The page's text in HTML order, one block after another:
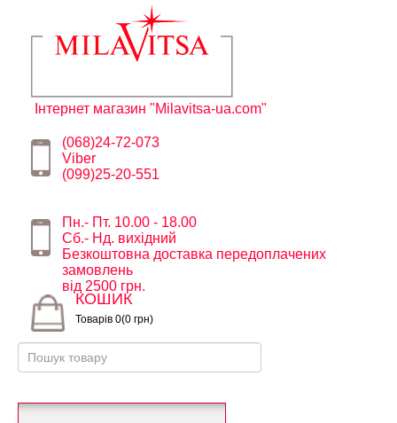
Інтернет магазин "Milavitsa-ua.com"
(068)24-72-073
Viber
(099)25-20-551
Пн.- Пт. 10.00 - 18.00
Сб.- Нд. вихідний
Безкоштовна доставка передоплачених
замовлень
від 2500 грн.
КОШИК
Товарів 0(0 грн)